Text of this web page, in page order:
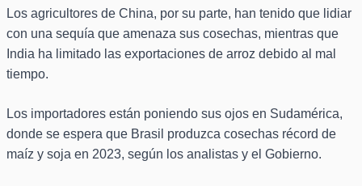
Los agricultores de China, por su parte, han tenido que lidiar
con una sequía que amenaza sus cosechas, mientras que
India ha limitado las exportaciones de arroz debido al mal
tiempo.
Los importadores están poniendo sus ojos en Sudamérica,
donde se espera que Brasil produzca cosechas récord de
maíz y soja en 2023, según los analistas y el Gobierno.